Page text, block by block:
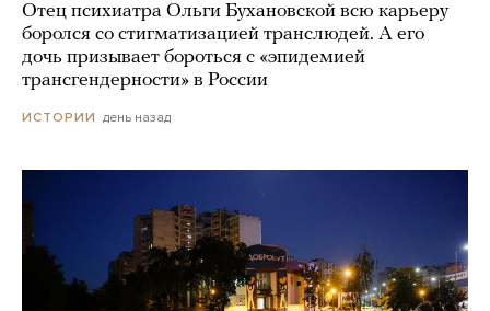
Отец психиатра Ольги Бухановской всю карьеру
боролся со стигматизацией транслюдей. А его
дочь призывает бороться с «эпидемией
трансгендерности» в России
ИСТОРИИ день назад